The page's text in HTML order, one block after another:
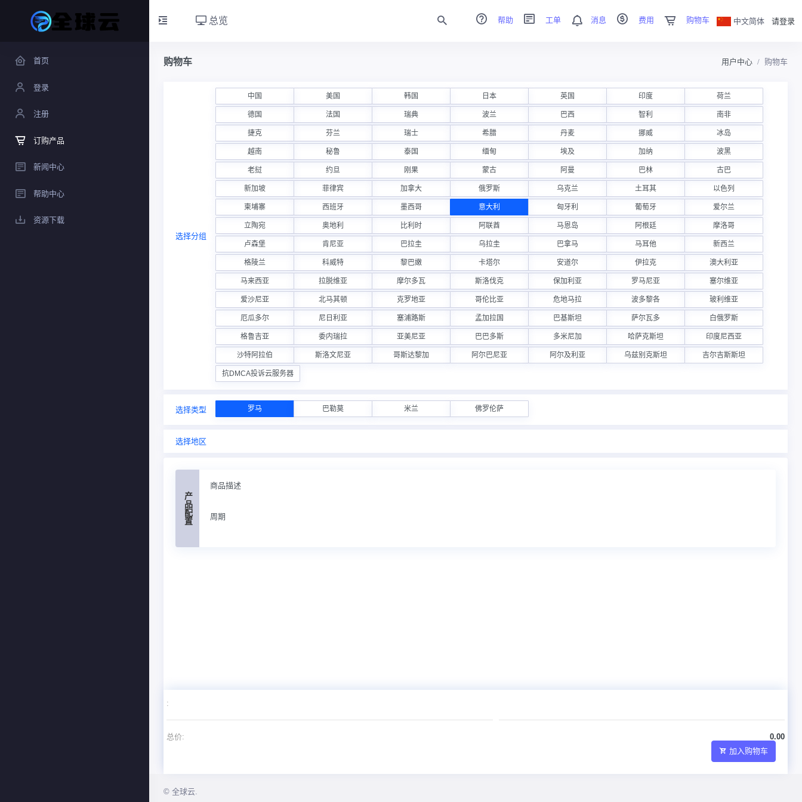
总览 帮助 工单 消息 费用 购物车 中文简体 请登录
首页
登录
注册
订购产品
新闻中心
帮助中心
资源下载
购物车 用户中心 购物车
选择分组
中国 美国 韩国 日本 英国 印度 荷兰
德国 法国 瑞典 波兰 巴西 智利 南非
捷克 芬兰 瑞士 希腊 丹麦 挪威 冰岛
越南 秘鲁 泰国 缅甸 埃及 加纳 波黑
老挝 约旦 刚果 蒙古 阿曼 巴林 古巴
新加坡 菲律宾 加拿大 俄罗斯 乌克兰 土耳其 以色列
柬埔寨 西班牙 墨西哥 意大利 匈牙利 葡萄牙 爱尔兰
立陶宛 奥地利 比利时 阿联酋 马恩岛 阿根廷 摩洛哥
卢森堡 肯尼亚 巴拉圭 乌拉圭 巴拿马 马耳他 新西兰
格陵兰 科威特 黎巴嫩 卡塔尔 安道尔 伊拉克 澳大利亚
马来西亚 拉脱维亚 摩尔多瓦 斯洛伐克 保加利亚 罗马尼亚 塞尔维亚
爱沙尼亚 北马其顿 克罗地亚 哥伦比亚 危地马拉 波多黎各 玻利维亚
厄瓜多尔 尼日利亚 塞浦路斯 孟加拉国 巴基斯坦 萨尔瓦多 白俄罗斯
格鲁吉亚 委内瑞拉 亚美尼亚 巴巴多斯 多米尼加 哈萨克斯坦 印度尼西亚
沙特阿拉伯 斯洛文尼亚 哥斯达黎加 阿尔巴尼亚 阿尔及利亚 乌兹别克斯坦 吉尔吉斯斯坦
抗DMCA投诉云服务器
选择类型 罗马 巴勒莫 米兰 佛罗伦萨
选择地区
产品配置
商品描述
周期
:
总价:
0.00
加入购物车
© 全球云.